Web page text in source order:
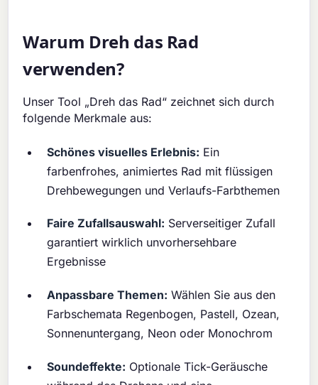
Warum Dreh das Rad
verwenden?
Unser Tool „Dreh das Rad“ zeichnet sich durch
folgende Merkmale aus:
Schönes visuelles Erlebnis: Ein
farbenfrohes, animiertes Rad mit flüssigen
Drehbewegungen und Verlaufs-Farbthemen
Faire Zufallsauswahl: Serverseitiger Zufall
garantiert wirklich unvorhersehbare
Ergebnisse
Anpassbare Themen: Wählen Sie aus den
Farbschemata Regenbogen, Pastell, Ozean,
Sonnenuntergang, Neon oder Monochrom
Soundeffekte: Optionale Tick-Geräusche